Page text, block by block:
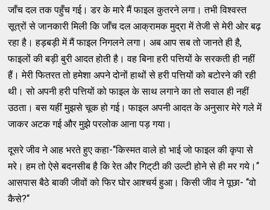
जाँच दल तक पहुँच गई। डर के मारे मैं फाइल कुतरने लगा। तभी विश्‍वस्‍त
सूत्रों से जानकारी मिली कि जाँच दल आक्रामक मुद्रा में तेजी से मेरी ओर बढ़
रहा है। हड़बड़ी में मैं फाइल निगलने लगा। अब आप सब तो जानते ही है,
फाइलों की बड़ी बुरी आदत होती है। वह बिना हरी पत्तियों के सरकती ही नहीं
हैं। मेरी फितरत तो हमेशा अपने दोनों हाथों से हरी पत्तियों को बटोरने की रही
थी। सो अपनी हरी पत्तियों को फाइल के साथ लगाने का तो सवाल ही नहीं
उठता। बस यहीं मुझसे चूक हो गई। फाइल अपनी आदत के अनुसार मेरे गले में
जाकर अटक गई और मुझे परलोक आना पड़ गया।
दूसरे जीव ने आह भरते हुए कहा-‘‘किस्‍मत वाले हो भाई जो फाइल की कृपा से
मरे। हम तो ऐसे बदनसीब है कि रेत और गिट्‌टी की उल्‍टी होने से ही मर गये।‘‘
आसपास बैठे बाकी जीवों को फिर घोर आश्‍चर्य हुआ। किसी जीव ने पूछा- ‘‘वो
कैसे?‘‘